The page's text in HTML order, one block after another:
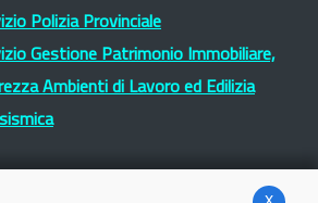
Polizia Provinciale
Gestione Patrimonio Immobiliare,
Ambienti di Lavoro ed Edilizia